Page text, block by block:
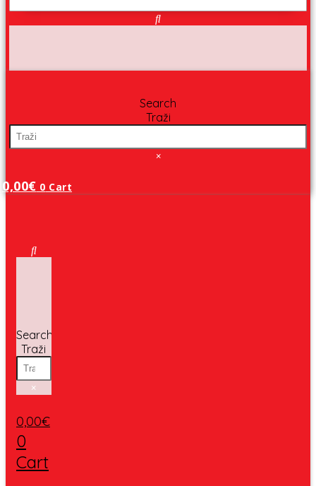
Search
Traži
×
0,00€ 0 Cart
Search
Traži
×
0,00€
0
Cart